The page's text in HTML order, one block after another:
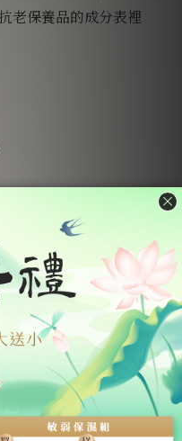
老保養品的成分表裡
A 的一種形式。但我
名的 A 酸。
可以幫助角質正常代
等功用，因此許多臉
酸來治療。然而，由
敏感性，使得A 酸在
由醫師評估後才能開
都不得添加 A 酸於各